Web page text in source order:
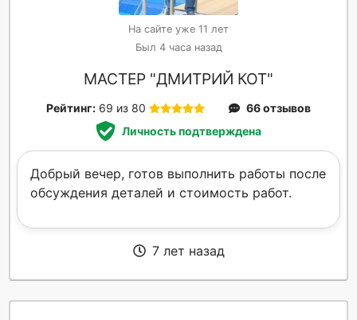
На сайте уже 11 лет
Был 4 часа назад
МАСТЕР "ДМИТРИЙ КОТ"
Рейтинг: 69 из 80
66 отзывов
Личность подтверждена
Добрый вечер, готов выполнить работы после
обсуждения деталей и стоимость работ.
7 лет назад